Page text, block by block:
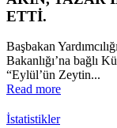
ETTİ.
Başbakan
Bakanlığı’na bağlı
“Eylül’ün Zeytin...
Read more
İstatistikler